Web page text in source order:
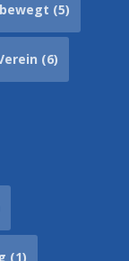
(5)
(6)
(1)